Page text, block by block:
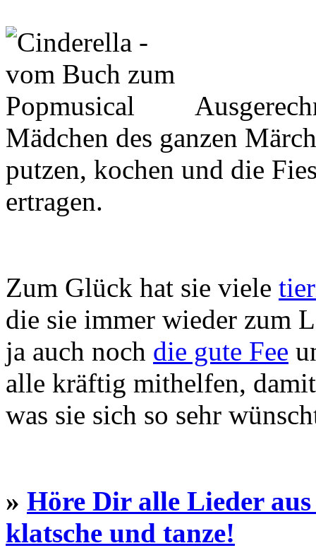
Mädchen des ganzen
putzen, kochen und die
ertragen.
Zum Glück hat sie viele
die sie immer wieder zum
ja auch noch die gute Fee
alle kräftig mithelfen,
was sie sich so sehr
» Höre Dir alle Lieder
klatsche und tanze!